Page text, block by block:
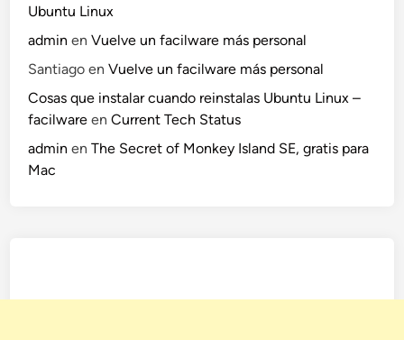
Ubuntu Linux
admin enVuelve un facilware más personal
Santiago enVuelve un facilware más personal
Cosas que instalar cuando reinstalas Ubuntu Linux –
facilware enCurrent Tech Status
admin enThe Secret of Monkey Island SE, gratis para
Mac